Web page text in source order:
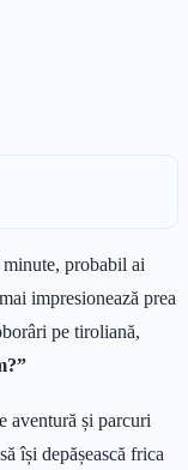
probabil ai
impresionează prea
pe tiroliană,
aventură și parcuri
își depășească frica